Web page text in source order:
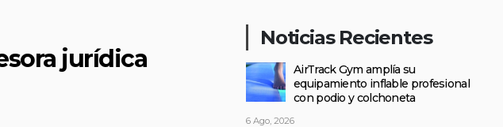
jurídica
Noticias Recientes
AirTrack Gym amplía su
equipamiento inflable profesional
con podio y colchoneta
6 Ago, 2026